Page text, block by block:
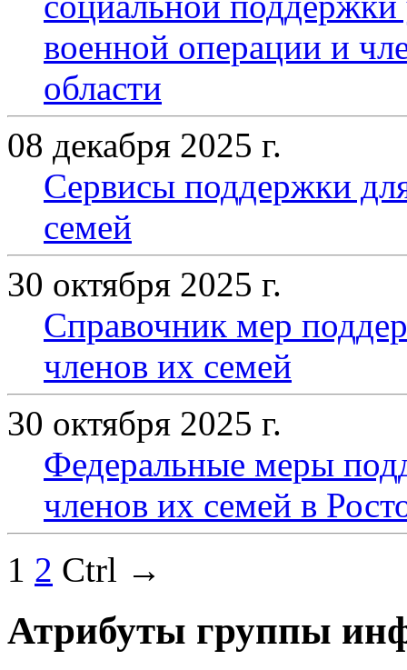
военной операции и
области
08 декабря 2025 г.
Сервисы поддержки
семей
30 октября 2025 г.
Справочник мер
членов их семей
30 октября 2025 г.
Федеральные меры
членов их семей в
1 2 Ctrl →
Атрибуты группы